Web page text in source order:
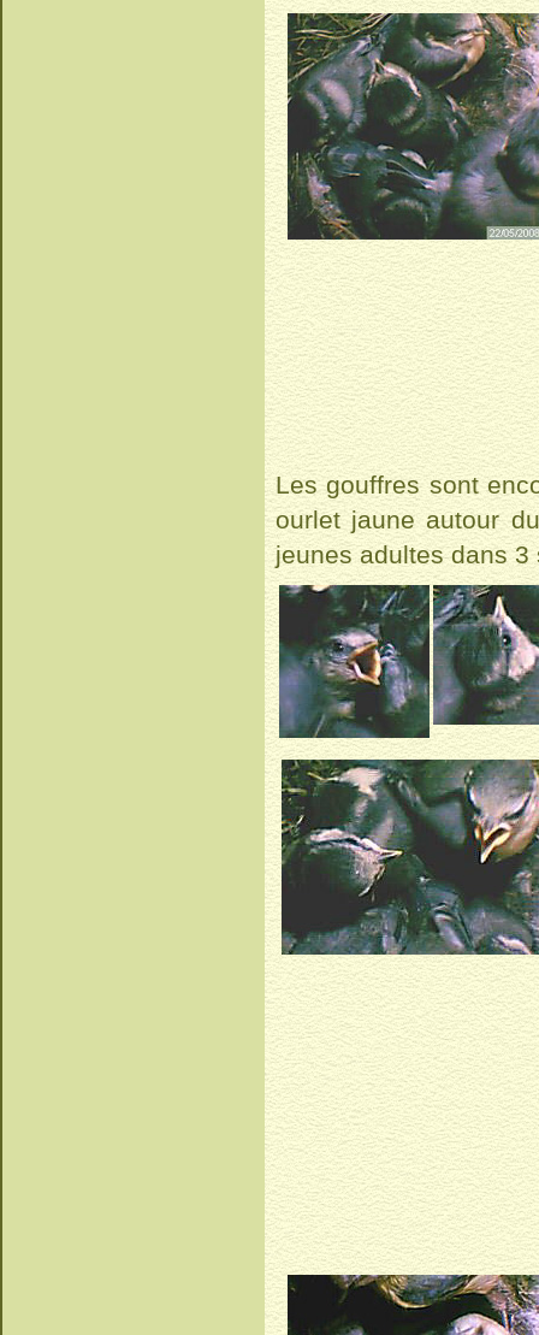
Les gouffres sont
ourlet jaune autour
jeunes adultes dans 3